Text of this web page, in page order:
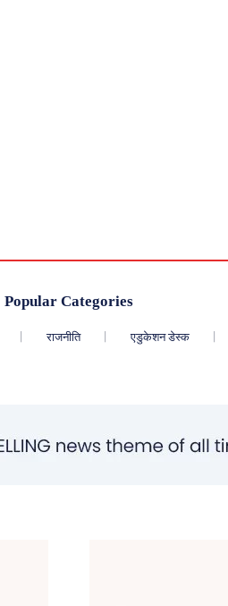
Popular Categories
राजनीति एडुकेशन डेस्क